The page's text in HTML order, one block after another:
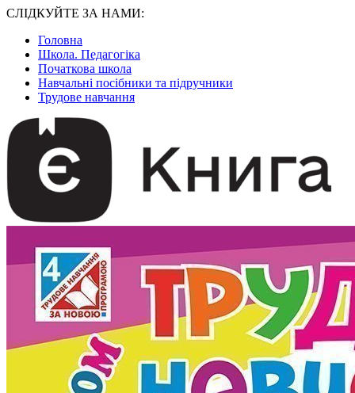
СЛІДКУЙТЕ ЗА НАМИ:
Головна
Школа. Педагогіка
Початкова школа
Навчальні посібники та підручники
Трудове навчання